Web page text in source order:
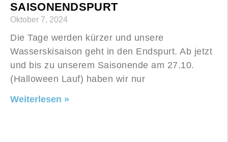
SAISONENDSPURT
Oktober 7, 2024
Die Tage werden kürzer und unsere
Wasserskisaison geht in den Endspurt. Ab jetzt
und bis zu unserem Saisonende am 27.10.
(Halloween Lauf) haben wir nur
Weiterlesen »